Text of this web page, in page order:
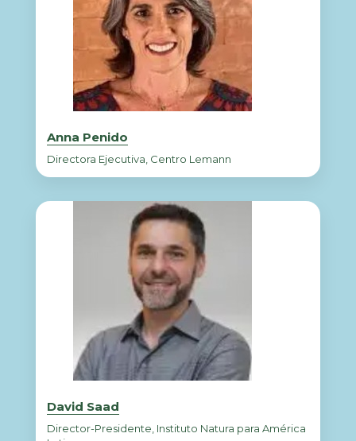
Anna Penido
Directora Ejecutiva, Centro Lemann
David Saad
Director-Presidente, Instituto Natura para América